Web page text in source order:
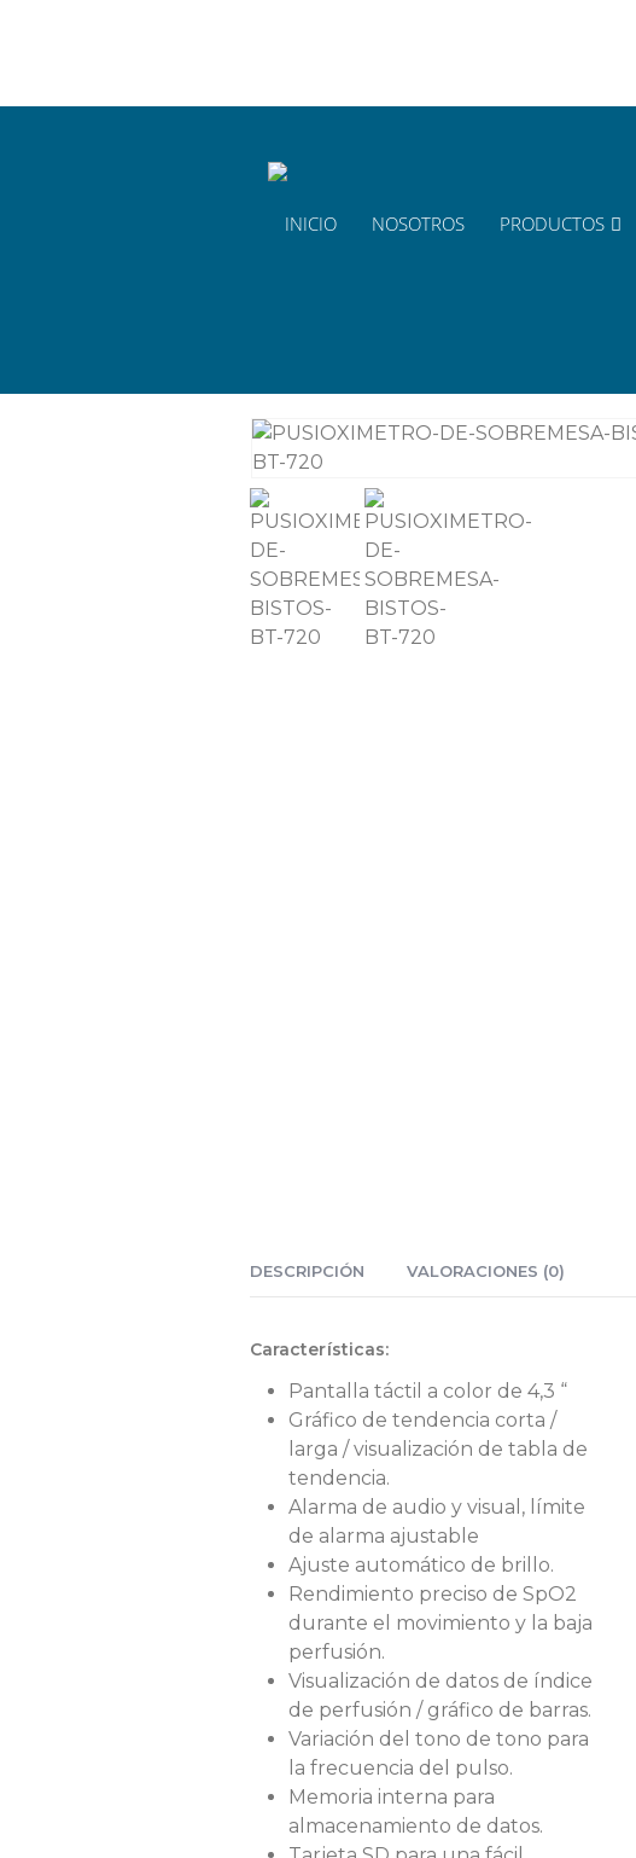
INICIO NOSOTROS PRODUCTOS
DESCRIPCIÓN VALORACIONES (0)
Características:
Pantalla táctil a color de 4,3 “
Gráfico de tendencia corta /
larga / visualización de tabla de
tendencia.
Alarma de audio y visual, límite
de alarma ajustable
Ajuste automático de brillo.
Rendimiento preciso de SpO2
durante el movimiento y la baja
perfusión.
Visualización de datos de índice
de perfusión / gráfico de barras.
Variación del tono de tono para
la frecuencia del pulso.
Memoria interna para
almacenamiento de datos.